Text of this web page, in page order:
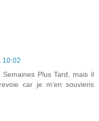
10:02
Plus Tard, mais il
car je m'en souviens